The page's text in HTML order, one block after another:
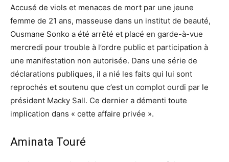
Accusé de viols et menaces de mort par une jeune
femme de 21 ans, masseuse dans un institut de beauté,
Ousmane Sonko a été arrêté et placé en garde-à-vue
mercredi pour trouble à l’ordre public et participation à
une manifestation non autorisée. Dans une série de
déclarations publiques, il a nié les faits qui lui sont
reprochés et soutenu que c’est un complot ourdi par le
président Macky Sall. Ce dernier a démenti toute
implication dans « cette affaire privée ».
Aminata Touré